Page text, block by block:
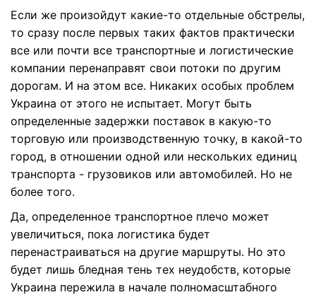
Если же произойдут какие-то отдельные обстрелы,
то сразу после первых таких фактов практически
все или почти все транспортные и логистические
компании перенаправят свои потоки по другим
дорогам. И на этом все. Никаких особых проблем
Украина от этого не испытает. Могут быть
определенные задержки поставок в какую-то
торговую или производственную точку, в какой-то
город, в отношении одной или нескольких единиц
транспорта - грузовиков или автомобилей. Но не
более того.
Да, определенное транспортное плечо может
увеличиться, пока логистика будет
перенастраиваться на другие маршруты. Но это
будет лишь бледная тень тех неудобств, которые
Украина пережила в начале полномасштабного